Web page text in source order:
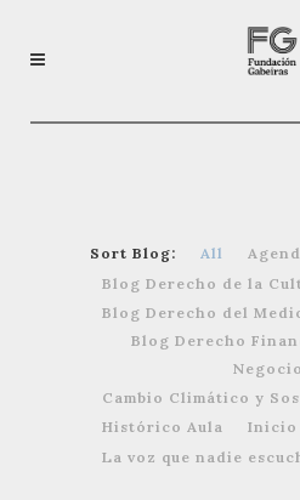
Sort Blog: All
Blog Derecho de la
Blog Derecho del
Blog Derecho
Cambio Climático y
Histórico Aula
Inicio
La voz que nadie